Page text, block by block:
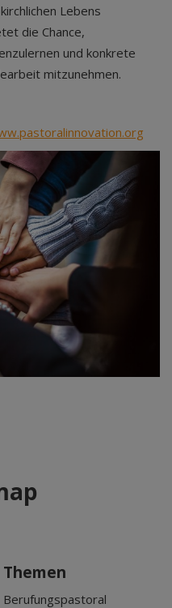
Lebens
die Chance,
und konkrete
mitzunehmen.
Themen
Berufungspastoral